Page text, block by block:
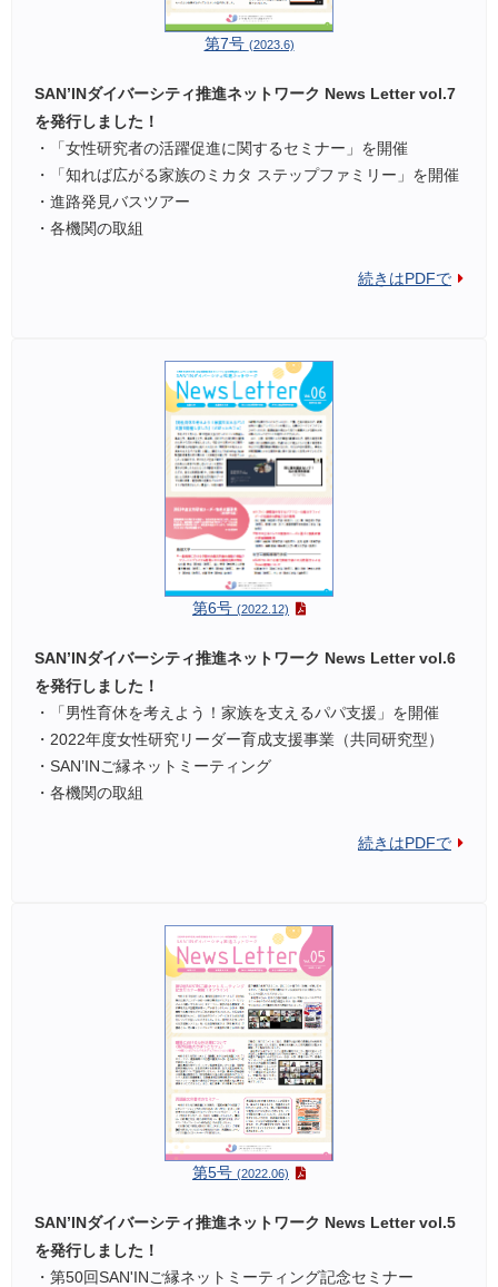
第7号 (2023.6)
SAN’INダイバーシティ推進ネットワーク News Letter vol.7
を発行しました！
・「女性研究者の活躍促進に関するセミナー」を開催
・「知れば広がる家族のミカタ ステップファミリー」を開催
・進路発見バスツアー
・各機関の取組
続きはPDFで
第6号 (2022.12)
SAN’INダイバーシティ推進ネットワーク News Letter vol.6
を発行しました！
・「男性育休を考えよう！家族を支えるパパ支援」を開催
・2022年度女性研究リーダー育成支援事業（共同研究型）
・SAN’INご縁ネットミーティング
・各機関の取組
続きはPDFで
第5号 (2022.06)
SAN’INダイバーシティ推進ネットワーク News Letter vol.5
を発行しました！
・第50回SAN'INご縁ネットミーティング記念セミナー